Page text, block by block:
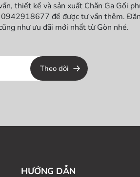
thiết kế và sản xuất Chăn Ga Gối
để được tư vấn thêm.
như ưu đãi mới nhất từ Gòn nhé.
Theo dõi
HƯỚNG DẪN